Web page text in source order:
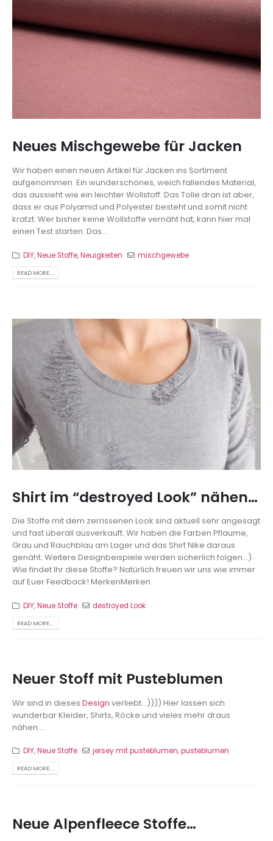
Neues Mischgewebe für Jacken
Wir haben einen neuen Artikel für Jacken ins Sortiment
aufgenommen. Ein wunderschönes, weich fallendes Material,
das aussieht wie ein leichter Wollstoff. Das Tolle dran ist aber,
dass er aus Polyamid und Polyester besteht und somit nicht
kratzt. Wer bisher keine Wollstoffe vernäht hat, kann hier mal
einen Test starten. Das...
DIY,Neue Stoffe,Neuigkeiten mischgewebe
READ MORE...
Shirt im “destroyed Look” nähen…
Die Stoffe mit dem zerrissenen Look sind aktuell sehr angesagt
und fast überall ausverkauft. Wir haben die Farben Pflaume,
Grau und Rauchblau am Lager und das Shirt Nike daraus
genäht. Weitere Designbeispiele werden sicherlich folgen...)
Wie findet Ihr diese Stoffe? Natürlich freuen wir uns wie immer
auf Euer Feedback! MerkenMerken
DIY,Neue Stoffe destroyed Look
READ MORE...
Neuer Stoff mit Pusteblumen
Wir sind in dieses Design verliebt...)))) Hier lassen sich
wunderbar Kleider, Shirts, Röcke und vieles mehr draus
nähen....
DIY,Neue Stoffe jersey mit pusteblumen,pusteblumen
READ MORE...
Neue Alpenfleece Stoffe…